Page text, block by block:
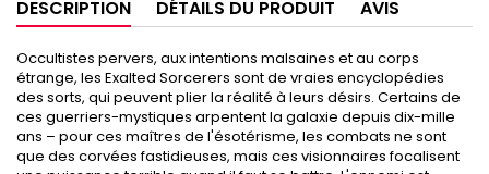
DESCRIPTION DÉTAILS DU PRODUIT AVIS
Occultistes pervers, aux intentions malsaines et au corps
étrange, les Exalted Sorcerers sont de vraies encyclopédies
des sorts, qui peuvent plier la réalité à leurs désirs. Certains de
ces guerriers-mystiques arpentent la galaxie depuis dix-mille
ans – pour ces maîtres de l'ésotérisme, les combats ne sont
que des corvées fastidieuses, mais ces visionnaires focalisent